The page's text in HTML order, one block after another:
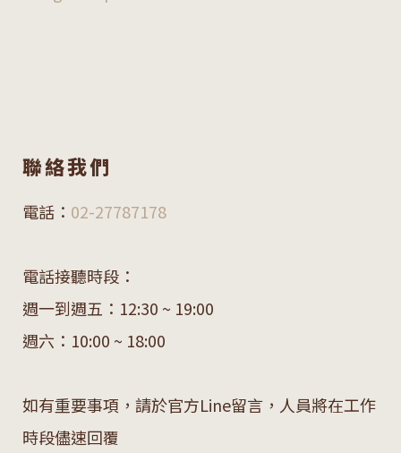
聯絡我們
電話： 02-27787178
電話接聽時段：
週一到週五：12:30 ~ 19:00
週六：10:00 ~ 18:00
如有重要事項，請於官方Line留言，人員將在工作
時段儘速回覆